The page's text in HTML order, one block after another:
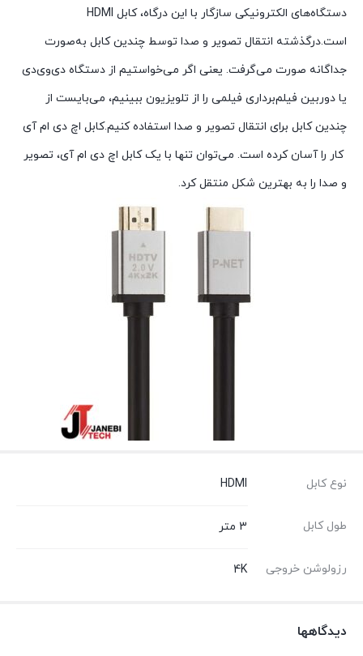
دستگاه‌های الکترونیکی سازگار با این درگاه، کابل HDMI
است.درگذشته انتقال تصویر و صدا توسط چندین کابل به‌صورت
جداگانه صورت می‌گرفت. یعنی اگر می‌خواستیم از دستگاه دی‌وی‌دی
یا دوربین فیلم‌برداری فیلمی را از تلویزیون ببینیم، می‌بایست از
چندین کابل برای انتقال تصویر و صدا استفاده کنیم.کابل اچ دی ام آی
کار را آسان کرده است. می‌توان تنها با یک کابل اچ دی ام آی، تصویر
و صدا را به بهترین شکل منتقل کرد.
نوع کابل HDMI
طول کابل 3 متر
رزولوشن خروجی 4K
دیدگاهها